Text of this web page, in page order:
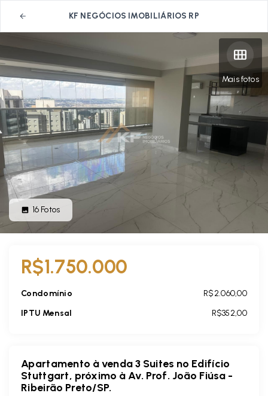
KF NEGÓCIOS IMOBILIÁRIOS RP
Mais fotos
16 Fotos
R$1.750.000
Condomínio
R$2.060,00
IPTU Mensal
R$352,00
Apartamento à venda 3 Suites no Edifício
Stuttgart, próximo à Av. Prof. João Fiúsa -
Ribeirão Preto/SP.